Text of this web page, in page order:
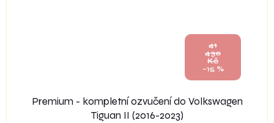
41
430
Kč
–15 %
Premium - kompletní ozvučení do Volkswagen
Tiguan II (2016-2023)